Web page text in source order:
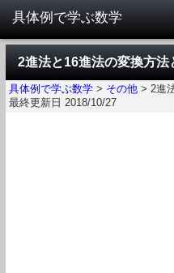
2進法と16進法の変換方法
具体例で学ぶ数学 > その他 > 2進
最終更新日 2018/10/27